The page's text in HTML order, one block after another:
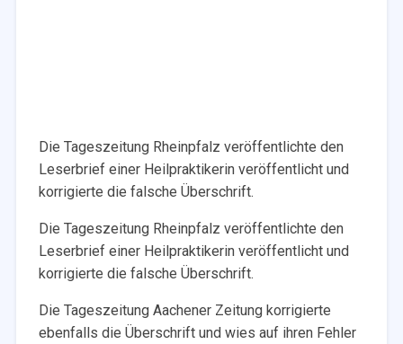
Die Tageszeitung Rheinpfalz veröffentlichte den
Leserbrief einer Heilpraktikerin veröffentlicht und
korrigierte die falsche Überschrift.
Die Tageszeitung Rheinpfalz veröffentlichte den
Leserbrief einer Heilpraktikerin veröffentlicht und
korrigierte die falsche Überschrift.
Die Tageszeitung Aachener Zeitung korrigierte
ebenfalls die Überschrift und wies auf ihren Fehler